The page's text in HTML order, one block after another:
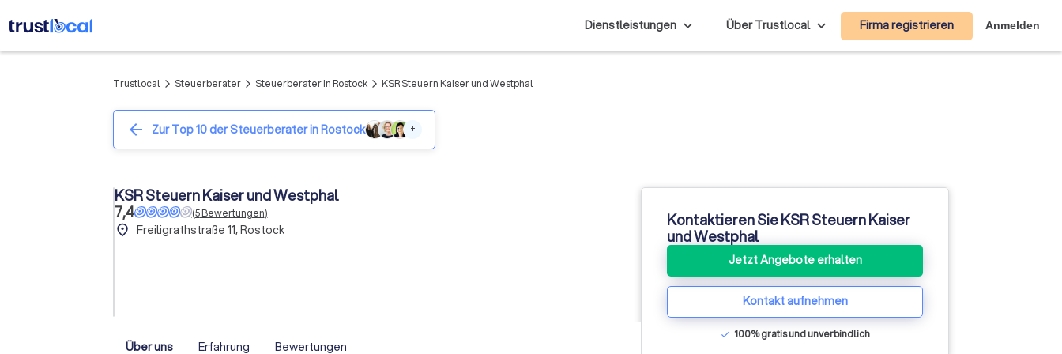
Dienstleistungen Über Trustlocal Firma registrieren Anmelden
Trustlocal arrow_forward_ios Steuerberater arrow_forward_ios Steuerberater in Rostock arrow_forward_ios KSR Steuern Kaiser und Westphal
arrow_back Zur Top 10 der Steuerberater in Rostock +
KSR Steuern Kaiser und Westphal
7,4
(5Bewertungen)
place Freiligrathstraße 11, Rostock
Über uns Erfahrung Bewertungen
Kontaktieren Sie KSR Steuern Kaiser
und Westphal
Jetzt Angebote erhalten
Kontakt aufnehmen
check 100% gratis und unverbindlich